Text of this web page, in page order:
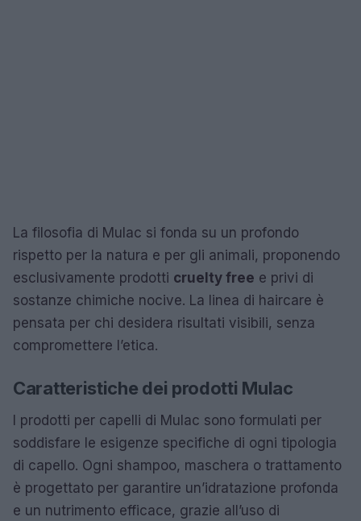
La filosofia di Mulac si fonda su un profondo
rispetto per la natura e per gli animali, proponendo
esclusivamente prodotti cruelty free e privi di
sostanze chimiche nocive. La linea di haircare è
pensata per chi desidera risultati visibili, senza
compromettere l’etica.
Caratteristiche dei prodotti Mulac
I prodotti per capelli di Mulac sono formulati per
soddisfare le esigenze specifiche di ogni tipologia
di capello. Ogni shampoo, maschera o trattamento
è progettato per garantire un’idratazione profonda
e un nutrimento efficace, grazie all’uso di